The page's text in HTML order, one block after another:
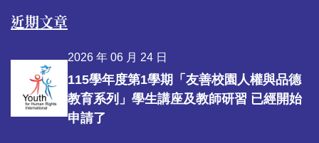
近期文章
2026 年 06 月 24 日
115學年度第1學期「友善校園人權與品德
教育系列」學生講座及教師研習 已經開始
申請了